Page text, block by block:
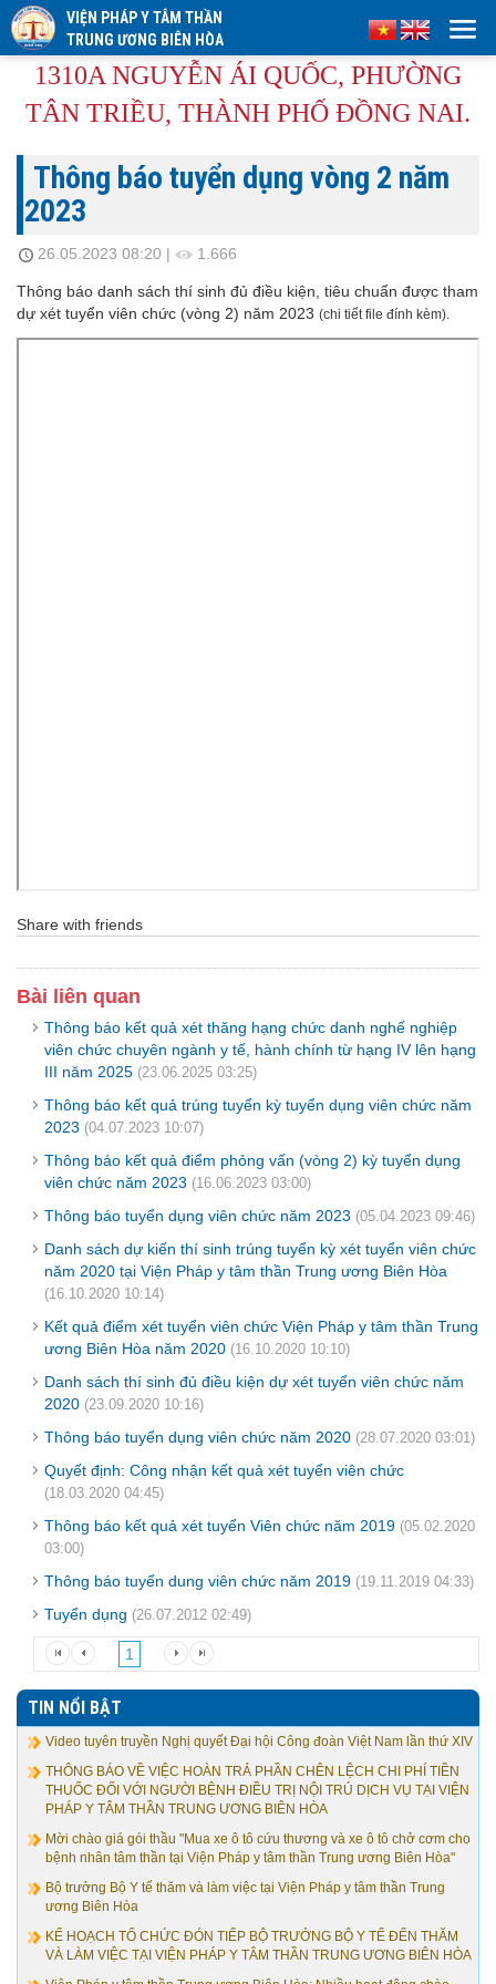
VIỆN PHÁP Y TÂM THẦN
TRUNG ƯƠNG BIÊN HÒA
1310A NGUYỄN ÁI QUỐC, PHƯỜNG
TÂN TRIỀU, THÀNH PHỐ ĐỒNG NAI.
Thông báo tuyển dụng vòng 2 năm
2023
26.05.2023 08:20 | 1.666
Thông báo danh sách thí sinh đủ điều kiện, tiêu chuẩn được tham
dự xét tuyển viên chức (vòng 2) năm 2023 (chi tiết file đính kèm).
Share with friends
Bài liên quan
Thông báo kết quả xét thăng hạng chức danh nghế nghiệp
viên chức chuyên ngành y tế, hành chính từ hạng IV lên hạng
III năm 2025 (23.06.2025 03:25)
Thông báo kết quả trúng tuyển kỳ tuyển dụng viên chức năm
2023 (04.07.2023 10:07)
Thông báo kết quả điểm phỏng vấn (vòng 2) kỳ tuyển dụng
viên chức năm 2023 (16.06.2023 03:00)
Thông báo tuyển dụng viên chức năm 2023 (05.04.2023 09:46)
Danh sách dự kiến thí sinh trúng tuyển kỳ xét tuyển viên chức
năm 2020 tại Viện Pháp y tâm thần Trung ương Biên Hòa
(16.10.2020 10:14)
Kết quả điểm xét tuyển viên chức Viện Pháp y tâm thần Trung
ương Biên Hòa năm 2020 (16.10.2020 10:10)
Danh sách thí sinh đủ điều kiện dự xét tuyển viên chức năm
2020 (23.09.2020 10:16)
Thông báo tuyển dụng viên chức năm 2020 (28.07.2020 03:01)
Quyết định: Công nhận kết quả xét tuyển viên chức
(18.03.2020 04:45)
Thông báo kết quả xét tuyển Viên chức năm 2019 (05.02.2020
03:00)
Thông báo tuyển dung viên chức năm 2019 (19.11.2019 04:33)
Tuyển dụng (26.07.2012 02:49)
1
TIN NỔI BẬT
Video tuyên truyền Nghị quyết Đại hội Công đoàn Việt Nam lần thứ XIV
THÔNG BÁO VỀ VIỆC HOÀN TRẢ PHẦN CHÊN LỆCH CHI PHÍ TIỀN
THUỐC ĐỐI VỚI NGƯỜI BỆNH ĐIỀU TRỊ NỘI TRÚ DỊCH VỤ TẠI VIỆN
PHÁP Y TÂM THẦN TRUNG ƯƠNG BIÊN HÒA
Mời chào giá gói thầu "Mua xe ô tô cứu thương và xe ô tô chở cơm cho
bệnh nhân tâm thần tại Viện Pháp y tâm thần Trung ương Biên Hòa"
Bộ trưởng Bộ Y tế thăm và làm việc tại Viện Pháp y tâm thần Trung
ương Biên Hòa
KẾ HOẠCH TỔ CHỨC ĐÓN TIẾP BỘ TRƯỞNG BỘ Y TẾ ĐẾN THĂM
VÀ LÀM VIỆC TẠI VIỆN PHÁP Y TÂM THẦN TRUNG ƯƠNG BIÊN HÒA